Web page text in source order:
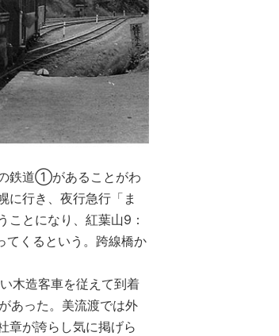
鉄道①があることがわ
に行き、夜行急行「ま
ことになり、紅葉山9：
てくるという。跨線橋か
木造客車を従えて到着
った。美流渡では外
章が誇らし気に掲げら